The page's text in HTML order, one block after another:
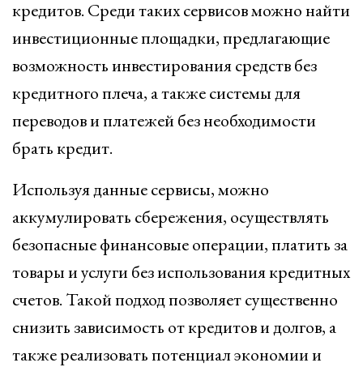
кредитов. Среди таких сервисов можно найти
инвестиционные площадки, предлагающие
возможность инвестирования средств без
кредитного плеча, а также системы для
переводов и платежей без необходимости
брать кредит.
Используя данные сервисы, можно
аккумулировать сбережения, осуществлять
безопасные финансовые операции, платить за
товары и услуги без использования кредитных
счетов. Такой подход позволяет существенно
снизить зависимость от кредитов и долгов, а
также реализовать потенциал экономии и